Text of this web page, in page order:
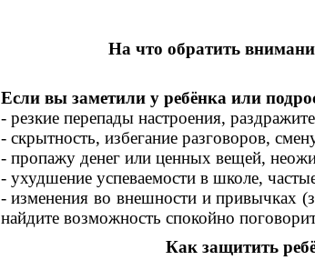
На что обратить
Если вы заметили у ребёнка или
- резкие перепады настроения,
- скрытность, избегание разговоров,
- пропажу денег или ценных вещей,
- ухудшение успеваемости в школе,
- изменения во внешности и привычках
найдите возможность спокойно
Как защитить